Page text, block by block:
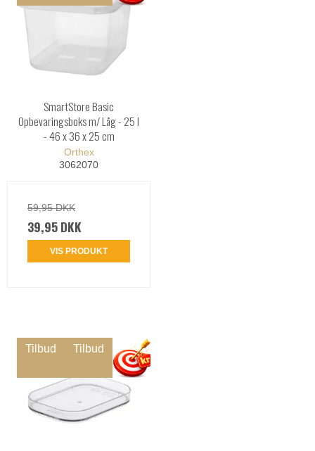
SmartStore Basic
Opbevaringsboks m/ Låg - 25 l
- 46 x 36 x 25 cm
Orthex
3062070
59,95 DKK
39,95 DKK
VIS PRODUKT
Tilbud Tilbud